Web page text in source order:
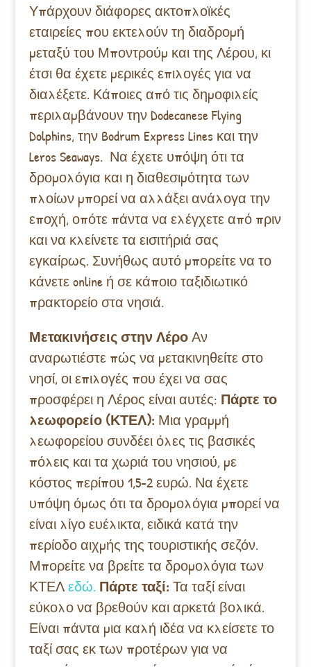
Υπάρχουν διάφορες ακτοπλοϊκές
εταιρείες που εκτελούν τη διαδρομή
μεταξύ του Μποντρούμ και της Λέρου, κι
έτσι θα έχετε μερικές επιλογές για να
διαλέξετε. Κάποιες από τις δημοφιλείς
περιλαμβάνουν την Dodecanese Flying
Dolphins, την Bodrum Express Lines και την
Leros Seaways. Να έχετε υπόψη ότι τα
δρομολόγια και η διαθεσιμότητα των
πλοίων μπορεί να αλλάξει ανάλογα την
εποχή, οπότε πάντα να ελέγχετε από πριν
και να κλείνετε τα εισιτήριά σας
εγκαίρως. Συνήθως αυτό μπορείτε να το
κάνετε online ή σε κάποιο ταξιδιωτικό
πρακτορείο στα νησιά.
Μετακινήσεις στην ΛέροΑν
αναρωτιέστε πώς να μετακινηθείτε στο
νησί, οι επιλογές που έχει να σας
προσφέρει η Λέρος είναι αυτές: Πάρτε το
λεωφορείο (ΚΤΕΛ): Μια γραμμή
λεωφορείου συνδέει όλες τις βασικές
πόλεις και τα χωριά του νησιού, με
κόστος περίπου 1,5-2 ευρώ. Να έχετε
υπόψη όμως ότι τα δρομολόγια μπορεί να
είναι λίγο ευέλικτα, ειδικά κατά την
περίοδο αιχμής της τουριστικής σεζόν.
Μπορείτε να βρείτε τα δρομολόγια των
ΚΤΕΛεδώ. Πάρτε ταξί: Τα ταξί είναι
εύκολο να βρεθούν και αρκετά βολικά.
Είναι πάντα μια καλή ιδέα να κλείσετε το
ταξί σας εκ των προτέρων για να